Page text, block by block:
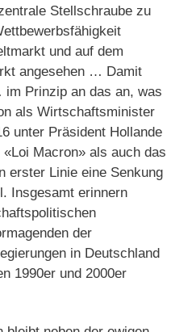
Stellschraube zu
und auf dem
angesehen … Damit
Prinzip an das an, was
als Wirtschaftsminister
unter Präsident Hollande
Macron» als auch das
erster Linie eine Senkung
Insgesamt erinnern
der
in Deutschland
1990er und 2000er